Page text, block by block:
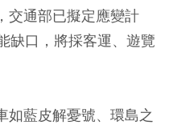
交通部已擬定應變計
缺口，將採客運、遊覽
如藍皮解憂號、環島之